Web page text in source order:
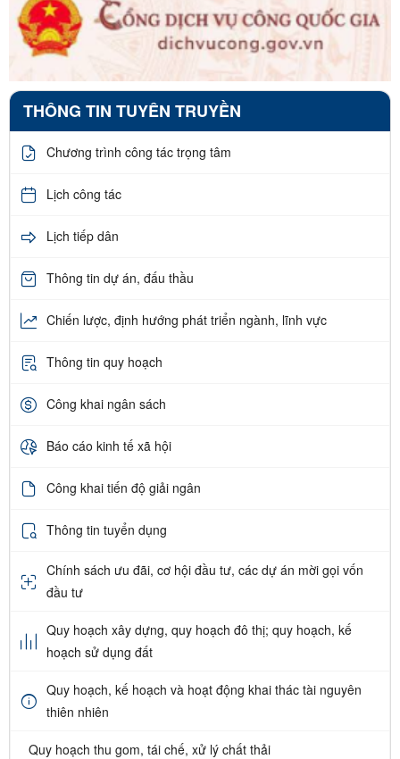
THÔNG TIN TUYÊN TRUYỀN
Chương trình công tác trọng tâm
Lịch công tác
Lịch tiếp dân
Thông tin dự án, đấu thầu
Chiến lược, định hướng phát triển ngành, lĩnh vực
Thông tin quy hoạch
Công khai ngân sách
Báo cáo kinh tế xã hội
Công khai tiến độ giải ngân
Thông tin tuyển dụng
Chính sách ưu đãi, cơ hội đầu tư, các dự án mời gọi vốn
đầu tư
Quy hoạch xây dựng, quy hoạch đô thị; quy hoạch, kế
hoạch sử dụng đất
Quy hoạch, kế hoạch và hoạt động khai thác tài nguyên
thiên nhiên
Quy hoạch thu gom, tái chế, xử lý chất thải